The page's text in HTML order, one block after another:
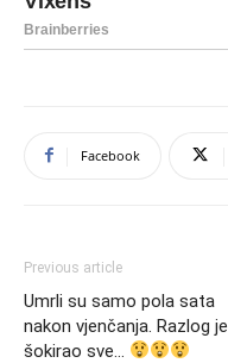
Facebook
Previous article
Umrli su samo pola sata
nakon vjenčanja. Razlog je
šokirao sve…